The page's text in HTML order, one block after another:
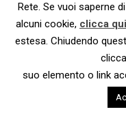
attivo romanzi,
con il mio nome "La
dell’eccesso",
Continue
Rete. Se vuoi saperne
alcuni cookie, clicca qui
estesa. Chiudendo
suo elemento o link